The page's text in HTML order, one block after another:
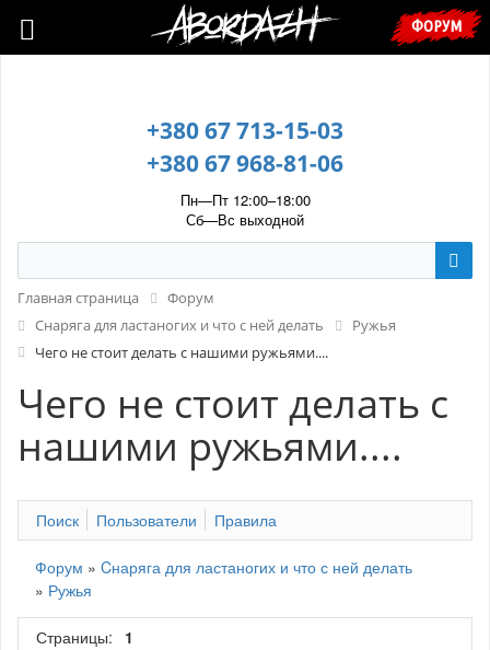
🇺🇦 У зв’язку з воєнним станом, прохання уточнювати ціну та
наявність у менеджера. 🇺🇦
+380 67 713-15-03
+380 67 968-81-06
Пн—Пт 12:00–18:00
Сб—Вс выходной
ФОРУМ
Главная страница
Форум
Cнаряга для ластаногих и что с ней делать
Ружья
Чего не стоит делать с нашими ружьями....
Чего не стоит делать с
нашими ружьями....
Поиск Пользователи Правила
Форум » Cнаряга для ластаногих и что с ней делать
» Ружья
Страницы:
1